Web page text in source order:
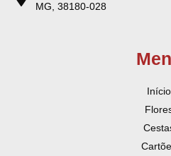
MG, 38180-028
Início